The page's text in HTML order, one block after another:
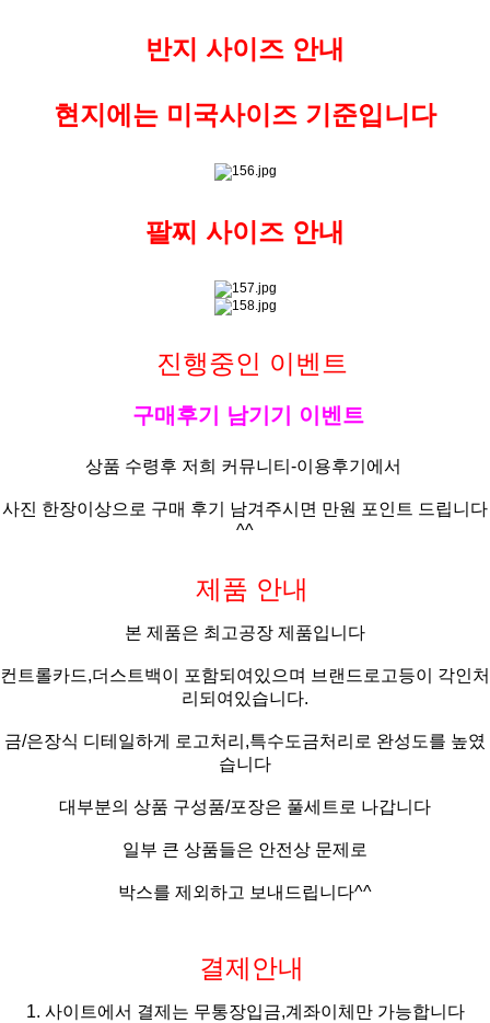
반지 사이즈 안내
현지에는 미국사이즈 기준입니다
팔찌 사이즈 안내
진행중인 이벤트
구매후기 남기기 이벤트
상품 수령후 저희 커뮤니티-이용후기 에서
사진 한장이상으로 구매 후기 남겨주시면 만원 포인트 드립니다
^^
제품 안내
본 제품은 최고공장 제품입니다
컨트롤카드,더스트백이 포함되여있으며 브랜드로고등이 각인처
리되여있습니다.
금/은장식 디테일하게 로고처리,특수도금처리로 완성도를 높였
습니다
대부분의 상품 구성품/포장은 풀세트 로 나갑니다
일부 큰 상품들은 안전상 문제로
박스를 제외하고 보내드립니다^^
결제안내
1. 사이트에서 결제는 무통장입금,계좌이체만 가능합니다